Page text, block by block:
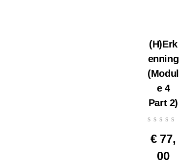
(H)Erk
enning
(Modul
e 4
Part 2)
€77,
00